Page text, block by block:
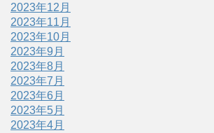
2023年12月
2023年11月
2023年10月
2023年9月
2023年8月
2023年7月
2023年6月
2023年5月
2023年4月